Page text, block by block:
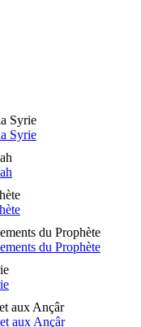
Syrie
Syrie
du Prophète
du Prophète
aux Ançâr
aux Ançâr